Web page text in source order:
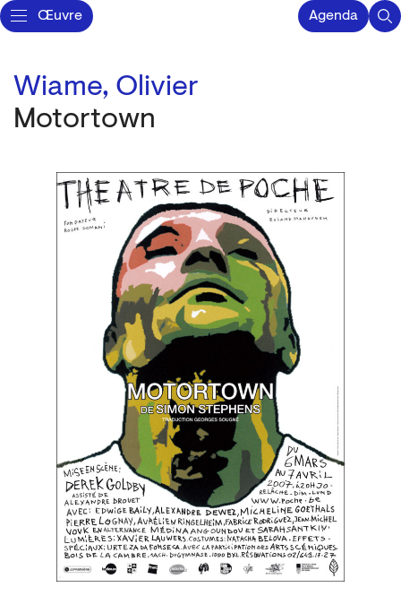
Œuvre Agenda
Wiame, Olivier
Motortown